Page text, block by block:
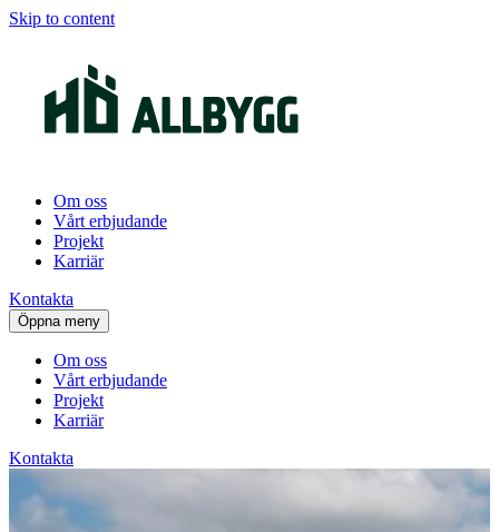
Skip to content
Om oss
Vårt erbjudande
Projekt
Karriär
Kontakta
Öppna meny
Om oss
Vårt erbjudande
Projekt
Karriär
Kontakta